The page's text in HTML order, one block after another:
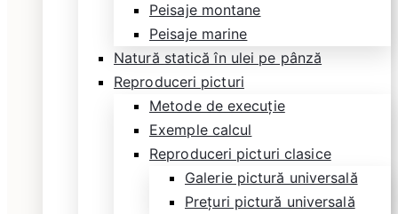
Peisaje montane
Peisaje marine
Natură statică în ulei pe pânză
Reproduceri picturi
Metode de execuție
Exemple calcul
Reproduceri picturi clasice
Galerie pictură universală
Prețuri pictură universală